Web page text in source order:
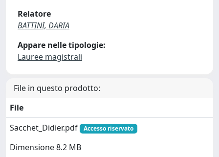
Relatore
BATTINI, DARIA
Appare nelle tipologie:
Lauree magistrali
File in questo prodotto:
File
Sacchet_Didier.pdf
Accesso riservato
Dimensione 8.2 MB